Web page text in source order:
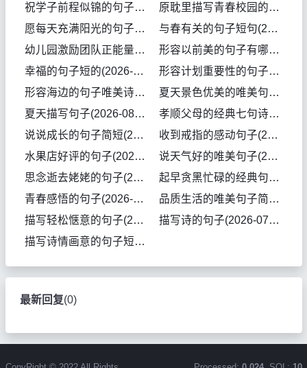
祝学子前程似锦的句子(2026-08-06句子)
原耽里描写青春校园的句子(2026-08-04句子)
愿每天充满阳光的句子(2026-08-04句子)
与春有关的句子短句(2026-08-04句子)
幼儿园激励团队正能量的句子(2026-08-04句子)
形容以前美的句子有哪些(2026-08-03句子)
幸福的句子短的(2026-08-03句子)
形容计划重要性的句子(2026-08-02句子)
形容海边的句子唯美诗句(2026-08-02句子)
夏天景色优美的唯美句子(2026-08-01句子)
夏天描写句子(2026-08-01句子)
孝顺父母的经典七句诗(2026-08-01句子)
说说成长的句子简短(2026-07-31句子)
收到戒指的感动句子(2026-07-31句子)
水果店好评的句子(2026-07-31句子)
说天气好的唯美句子(2026-07-31句子)
思念逝去姥姥的句子(2026-07-31句子)
起早贪黑忙碌的经典句子搞笑(2026-07-30句子)
青春感悟的句子(2026-07-30句子)
品质生活的唯美句子简单(2026-07-30句子)
描写轻松惬意的句子(2026-07-29句子)
描写诗的句子(2026-07-29句子)
描写诗情画意的句子短句(2026-07-29句子)
最新回复(0)